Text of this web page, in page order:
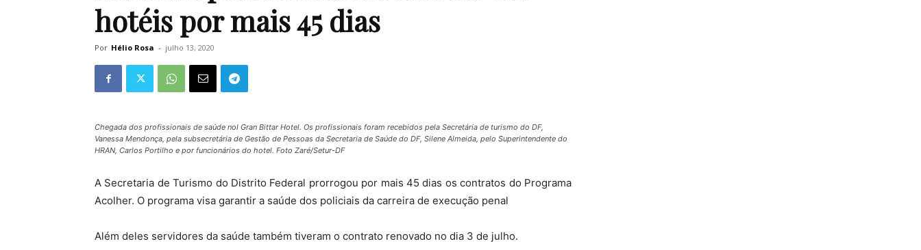
hotéis por mais 45 dias
Por Hélio Rosa - julho 13, 2020
Chegada dos profissionais de saúde nol Gran Bittar Hotel. Os profissionais foram recebidos pela Secretária de turismo do DF,
Vanessa Mendonça, pela subsecretária de Gestão de Pessoas da Secretaria de Saúde do DF, Silene Almeida, pelo Superintendente do
HRAN, Carlos Portilho e por funcionários do hotel. Foto Zaré/Setur-DF
A Secretaria de Turismo do Distrito Federal prorrogou por mais 45 dias os contratos do Programa
Acolher. O programa visa garantir a saúde dos policiais da carreira de execução penal
Além deles servidores da saúde também tiveram o contrato renovado no dia 3 de julho.